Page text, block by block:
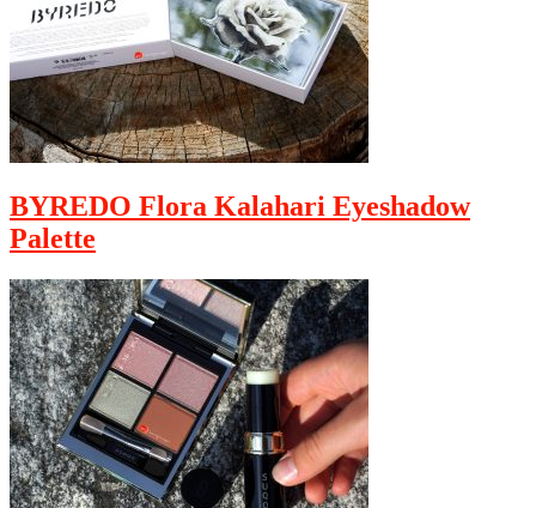
BYREDO Flora Kalahari Eyeshadow
Palette